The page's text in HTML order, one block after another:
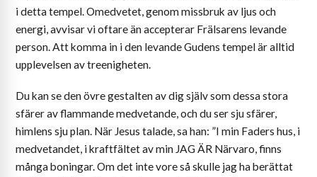
i detta tempel. Omedvetet, genom missbruk av ljus och
energi, avvisar vi oftare än accepterar Frälsarens levande
person. Att komma in i den levande Gudens tempel är alltid
upplevelsen av treenigheten.
Du kan se den övre gestalten av dig själv som dessa stora
sfärer av flammande medvetande, och du ser sju sfärer,
himlens sju plan. När Jesus talade, sa han: ”I min Faders hus, i
medvetandet, i kraftfältet av min JAG ÄR Närvaro, finns
många boningar. Om det inte vore så skulle jag ha berättat